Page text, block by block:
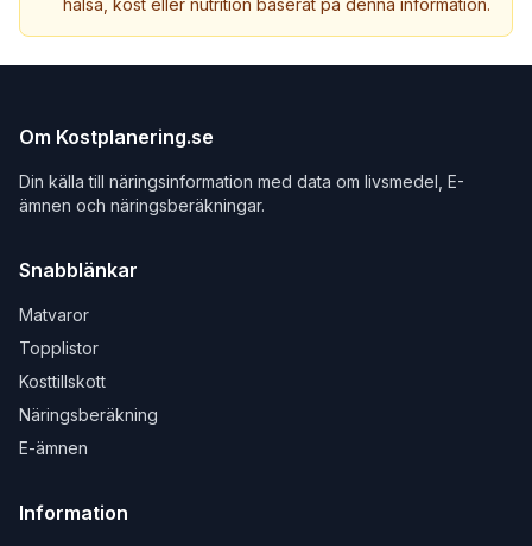
hälsa, kost eller nutrition baserat på denna information.
Om Kostplanering.se
Din källa till näringsinformation med data om livsmedel, E-
ämnen och näringsberäkningar.
Snabblänkar
Matvaror
Topplistor
Kosttillskott
Näringsberäkning
E-ämnen
Information